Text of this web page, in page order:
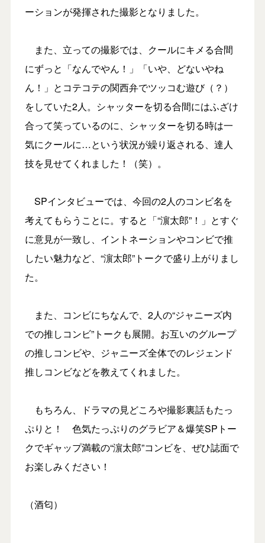
ーションが発揮された撮影となりました。
また、立っての撮影では、クールにキメる合間
にずっと「なんでやん！」「いや、どないやね
ん！」とコテコテの関西弁でツッコむ遊び（？）
をしていた2人。シャッターを切る合間にはふざけ
合って笑っているのに、シャッターを切る時は一
気にクールに…という状況が繰り返される、達人
技を見せてくれました！（笑）。
SPインタビューでは、今回の2人のコンビ名を
考えてもらうことに。すると「“濵太郎”！」とすぐ
に意見が一致し、イントネーションやコンビで推
したい魅力など、“濵太郎”トークで盛り上がりまし
た。
また、コンビにちなんで、2人の“ジャニーズ内
での推しコンビ”トークも展開。お互いのグループ
の推しコンビや、ジャニーズ全体でのレジェンド
推しコンビなどを教えてくれました。
もちろん、ドラマの見どころや撮影裏話もたっ
ぷりと！ 色気たっぷりのグラビア＆爆笑SPトー
クでギャップ満載の“濵太郎”コンビを、ぜひ誌面で
お楽しみください！
（酒匂）